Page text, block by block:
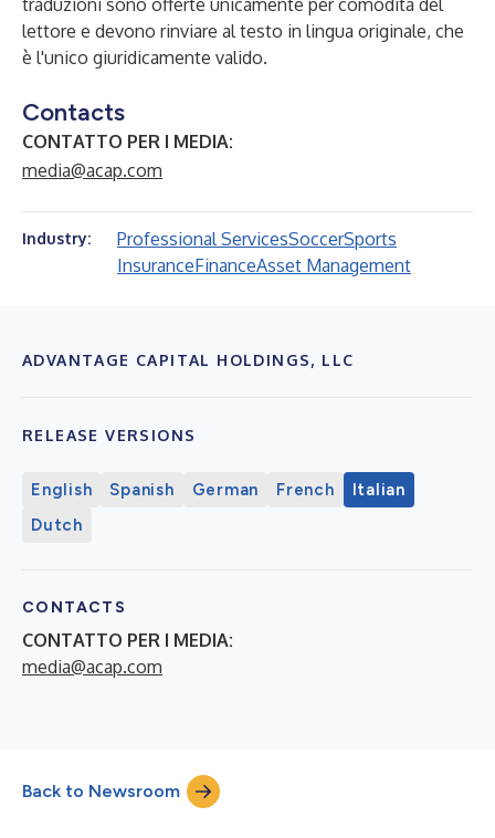
traduzioni sono offerte unicamente per comodità del
lettore e devono rinviare al testo in lingua originale, che
è l'unico giuridicamente valido.
Contacts
CONTATTO PER I MEDIA:
media@acap.com
Industry: Professional ServicesSoccerSports
InsuranceFinanceAsset Management
ADVANTAGE CAPITAL HOLDINGS, LLC
RELEASE VERSIONS
English Spanish German French
Italian
Dutch
CONTACTS
CONTATTO PER I MEDIA:
media@acap.com
Back to Newsroom